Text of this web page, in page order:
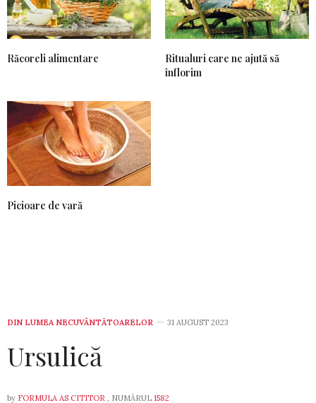
Răcoreli alimentare
Ritualuri care ne ajută să
înflorim
Picioare de vară
DIN LUMEA NECUVÂNTĂTOARELOR 31 AUGUST 2023
Ursulică
by FORMULA AS CITITOR , NUMĂRUL 1582